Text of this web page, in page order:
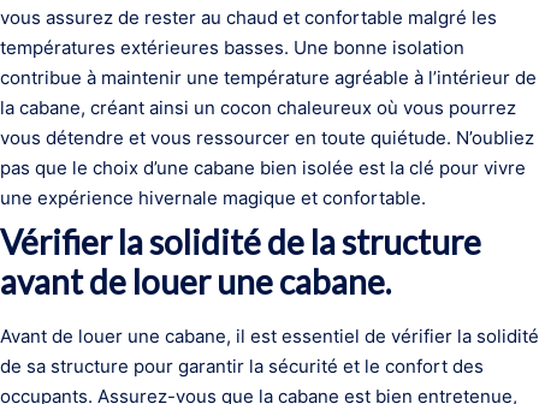
vous assurez de rester au chaud et confortable malgré les
températures extérieures basses. Une bonne isolation
contribue à maintenir une température agréable à l’intérieur de
la cabane, créant ainsi un cocon chaleureux où vous pourrez
vous détendre et vous ressourcer en toute quiétude. N’oubliez
pas que le choix d’une cabane bien isolée est la clé pour vivre
une expérience hivernale magique et confortable.
Vérifier la solidité de la structure
avant de louer une cabane.
Avant de louer une cabane, il est essentiel de vérifier la solidité
de sa structure pour garantir la sécurité et le confort des
occupants. Assurez-vous que la cabane est bien entretenue,